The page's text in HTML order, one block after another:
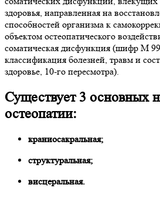
здоровья, направленная на
способностей организма к
объектом остеопатического
соматическая дисфункция (шифр М
классификация болезней, травм и
здоровье, 10-го пересмотра).
Существует 3 основных
остеопатии:
краниосакральная;
структуральная;
висцеральная.